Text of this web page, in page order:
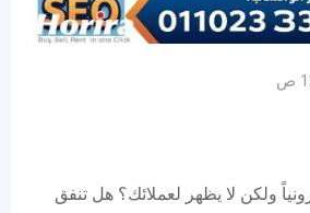
ولكن لا يظهر لعملائك؟ هل تنفق